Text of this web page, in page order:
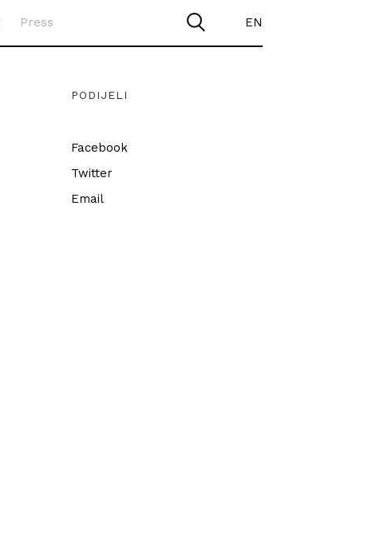
Press EN
PODIJELI
Facebook
Twitter
Email